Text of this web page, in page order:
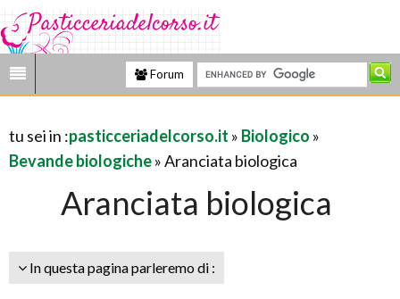
Forum
tu sei in :pasticceriadelcorso.it » Biologico »
Bevande biologiche» Aranciata biologica
Aranciata biologica
In questa pagina parleremo di :